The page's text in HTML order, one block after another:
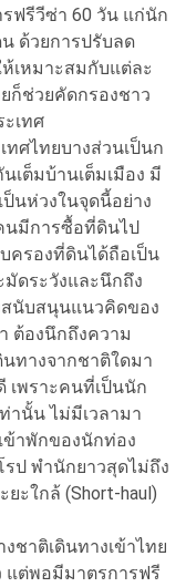
ฟรีวีซ่า 60 วัน แก่นัก
ด้วยการปรับลด
เหมาะสมกับแต่ละ
ก็ช่วยคัดกรองชาว
เทศ
ทศไทยบางส่วนเป็นก
เต็มบ้านเต็มเมือง มี
นห่วงในจุดนี้อย่าง
นมีการซื้อที่ดินไป
ครองที่ดินได้ถือเป็น
ดระวังและนึกถึง
นับสนุนแนวคิดของ
ต้องนึกถึงความ
นทางจากชาติใดมา
เพราะคนที่เป็นนัก
านั้น ไม่มีเวลามา
ข้าพักของนักท่อง
รป พำนักยาวสุดไม่ถึง
ะใกล้ (Short-haul)
ชาติเดินทางเข้าไทย
แต่พอมีมาตรการฟรี